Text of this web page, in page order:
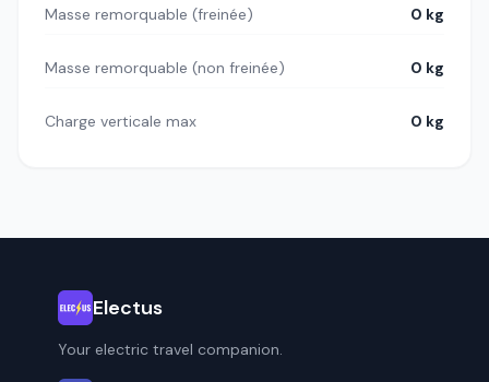
Masse remorquable (freinée) 0 kg
Masse remorquable (non freinée) 0 kg
Charge verticale max 0 kg
Electus
Your electric travel companion.